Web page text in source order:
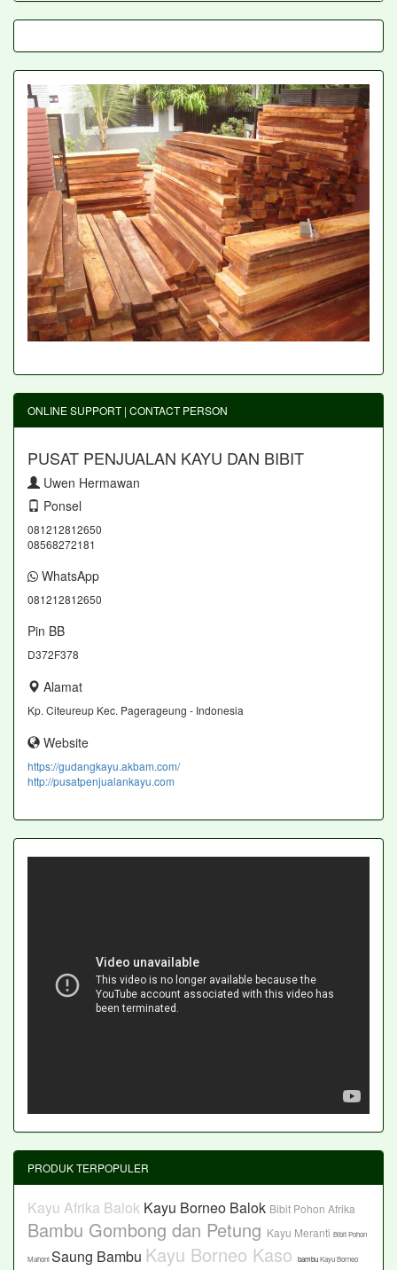
ONLINE SUPPORT | CONTACT PERSON
PUSAT PENJUALAN KAYU DAN BIBIT
Uwen Hermawan
Ponsel
081212812650
08568272181
WhatsApp
081212812650
Pin BB
D372F378
Alamat
Kp. Citeureup Kec. Pagerageung - Indonesia
Website
https://gudangkayu.akbam.com/
http://pusatpenjualankayu.com
PRODUK TERPOPULER
Kayu Afrika Balok Kayu Borneo Balok Bibit Pohon Afrika
Bambu Gombong dan Petung Kayu Meranti Bibit Pohon
MahoniSaung Bambu Kayu Borneo Kaso bambuKayu Borneo